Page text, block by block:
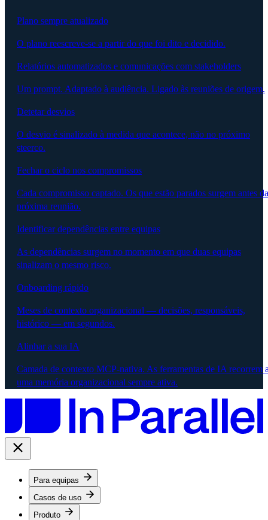
Plano sempre atualizado
O plano reescreve-se a partir do que foi dito e decidido.
Relatórios automatizados e comunicações com stakeholders
Um prompt. Adaptado à audiência. Ligado às reuniões de origem.
Detetar desvios
O desvio é sinalizado à medida que acontece, não no próximo
steerco.
Fechar o ciclo nos compromissos
Cada compromisso captado. Os que estão parados surgem antes da
próxima reunião.
Identificar dependências entre equipas
As dependências surgem no momento em que duas equipas
sinalizam o mesmo risco.
Onboarding rápido
Meses de contexto organizacional — decisões, responsáveis,
histórico — em segundos.
Alinhar a sua IA
Camada de contexto MCP-nativa. As ferramentas de IA recorrem
uma memória organizacional sempre ativa.
Para equipas
Casos de uso
Produto